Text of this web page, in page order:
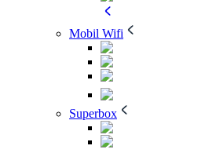
Mobil Wifi
Superbox